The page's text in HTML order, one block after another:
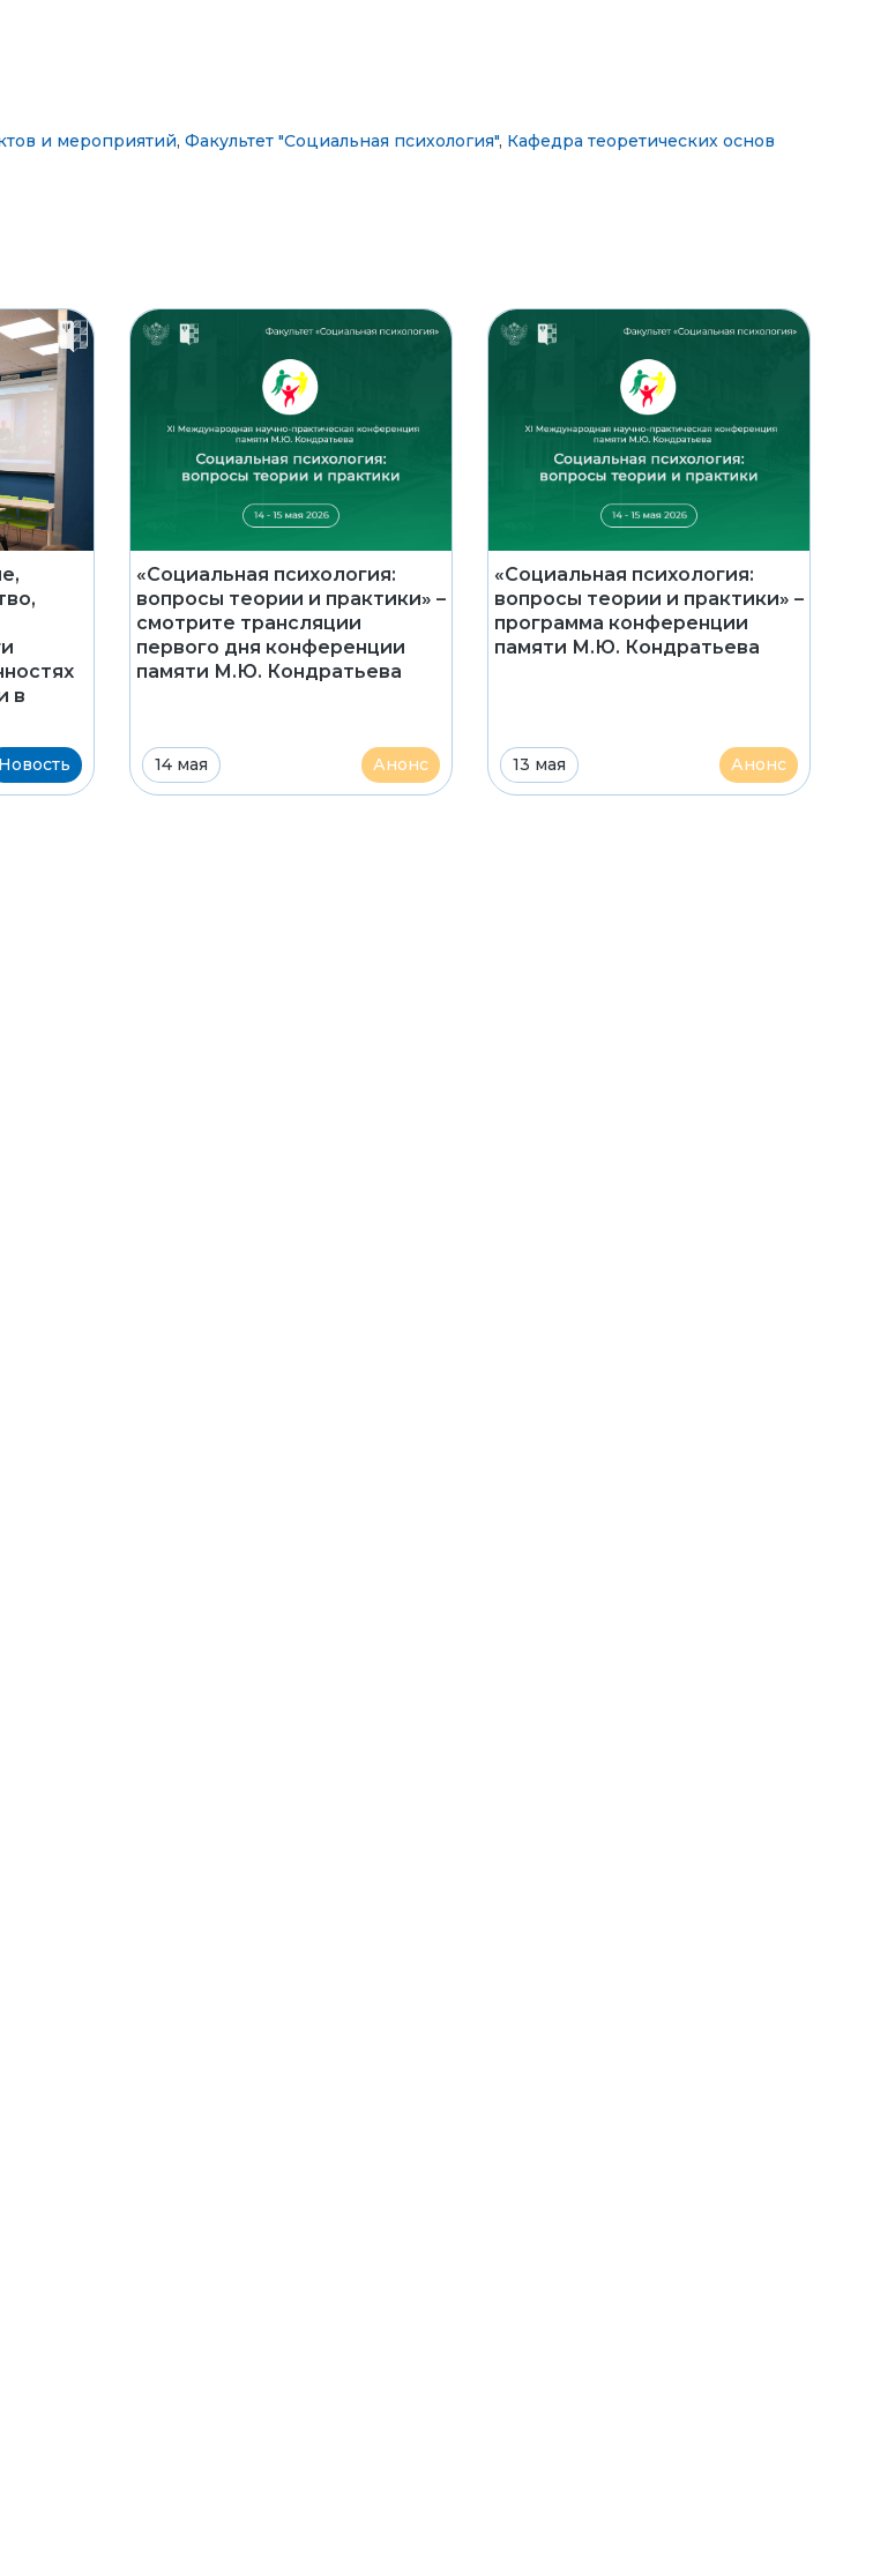
и мероприятий, Факультет "Социальная психология", Кафедра теоретических основ
в
Новость
«Социальная психология:
вопросы теории и практики» –
смотрите трансляции
первого дня конференции
памяти М.Ю. Кондратьева
14 мая Анонс
«Социальная психология:
вопросы теории и практики» –
программа конференции
памяти М.Ю. Кондратьева
13 мая Анонс